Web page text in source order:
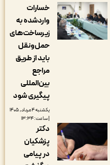
خسارات
واردشده به
زیرساخت‌های
حمل‌ونقل
باید از طریق
بین‌المللی
پیگیری شود
یکشنبه ۴ مرداد, ۱۴۰۵
دکتر
پزشکیان
در پیامی